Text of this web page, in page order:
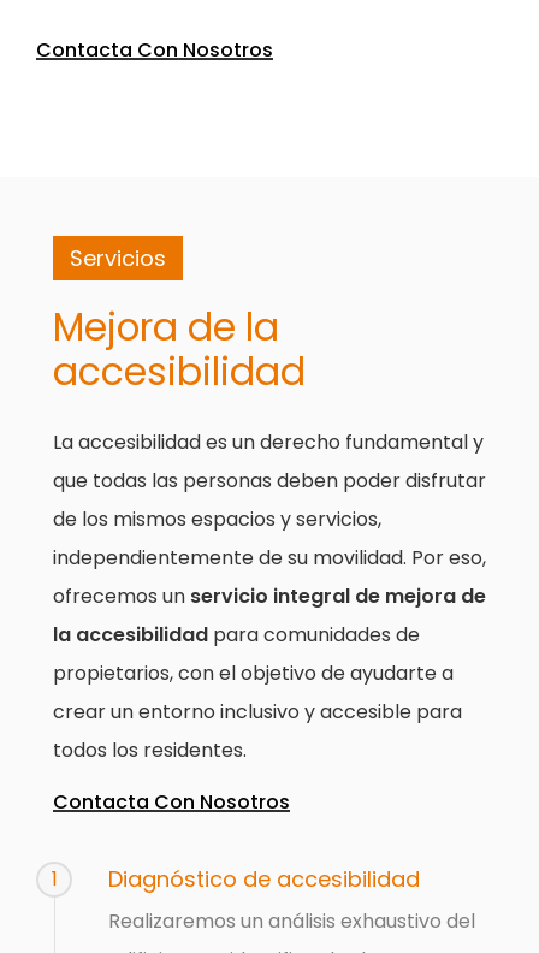
Contacta Con Nosotros
Servicios
Mejora de la
accesibilidad
La accesibilidad es un derecho fundamental y
que todas las personas deben poder disfrutar
de los mismos espacios y servicios,
independientemente de su movilidad. Por eso,
ofrecemos un servicio integral de mejora de
la accesibilidadpara comunidades de
propietarios, con el objetivo de ayudarte a
crear un entorno inclusivo y accesible para
todos los residentes.
Contacta Con Nosotros
1 Diagnóstico de accesibilidad
Realizaremos un análisis exhaustivo del